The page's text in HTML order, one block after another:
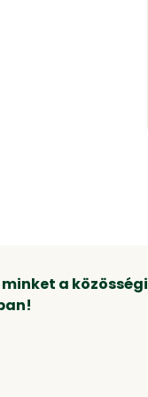
minket a közösségi